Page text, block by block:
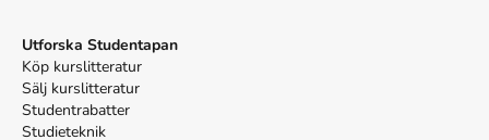
Utforska Studentapan
Köp kurslitteratur
Sälj kurslitteratur
Studentrabatter
Studieteknik